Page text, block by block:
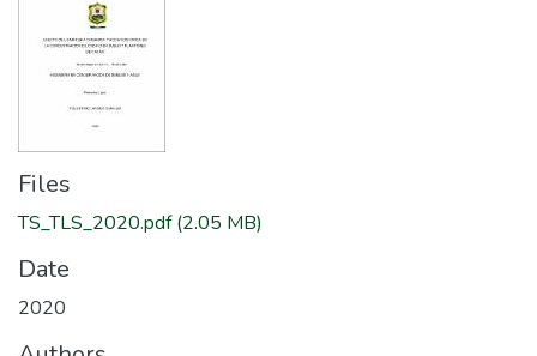
Files
TS_TLS_2020.pdf(2.05 MB)
Date
2020